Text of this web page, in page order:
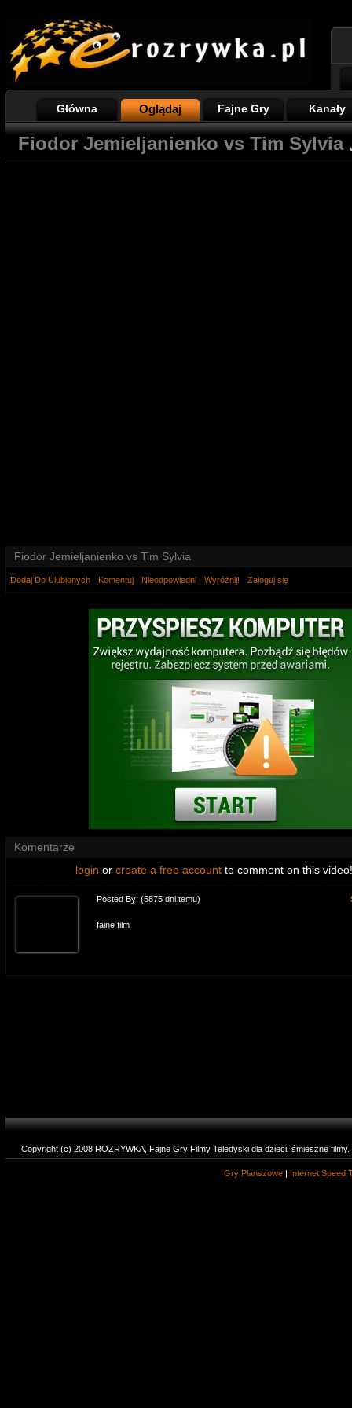
Główna Oglądaj Fajne Gry Kanały
Fiodor Jemieljanienko vs Tim Sylvia
Fiodor Jemieljanienko vs Tim Sylvia
Dodaj Do Ulubionych Komentuj Nieodpowiedni Wyróżnij! Zaloguj się
Komentarze
login or create a free accountto comment on this video!
Posted By: (5875 dni temu)
faine film
Copyright (c) 2008 ROZRYWKA, Fajne Gry Filmy Teledyski dla dzieci, śmieszne
Gry Planszowe | Internet Speed